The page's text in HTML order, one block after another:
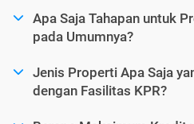
Apa Saja Tahapan untuk
pada Umumnya?
Jenis Properti Apa Saja
dengan Fasilitas KPR?